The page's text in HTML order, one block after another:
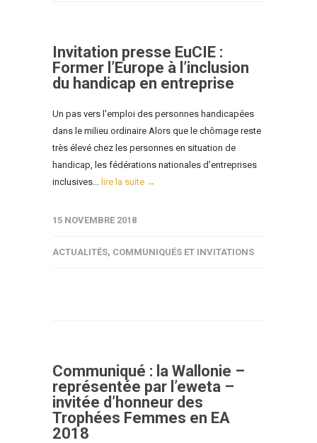
Invitation presse EuCIE :
Former l’Europe à l’inclusion
du handicap en entreprise
Un pas vers l'emploi des personnes handicapées
dans le milieu ordinaire Alors que le chômage reste
très élevé chez les personnes en situation de
handicap, les fédérations nationales d’entreprises
inclusives...
lire la suite →
15 NOVEMBRE 2018
ACTUALITÉS, COMMUNIQUÉS ET INVITATIONS
Communiqué : la Wallonie –
représentée par l’eweta –
invitée d’honneur des
Trophées Femmes en EA
2018